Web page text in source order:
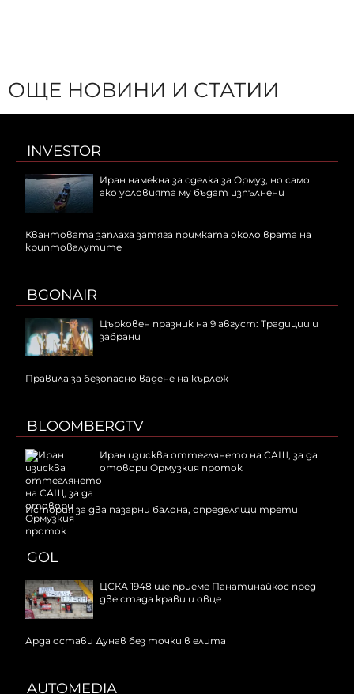
ОЩЕ НОВИНИ И СТАТИИ
INVESTOR
Иран намекна за сделка за Ормуз, но само
ако условията му бъдат изпълнени
Квантовата заплаха затяга примката около врата на
криптовалутите
BGONAIR
Църковен празник на 9 август: Традиции и
забрани
Правила за безопасно вадене на кърлеж
BLOOMBERGTV
Иран изисква оттеглянето на САЩ, за да
отовори Ормузкия проток
История за два пазарни балона, определящи трети
GOL
ЦСКА 1948 ще приеме Панатинайкос пред
две стада крави и овце
Арда остави Дунав без точки в елита
AUTOMEDIA